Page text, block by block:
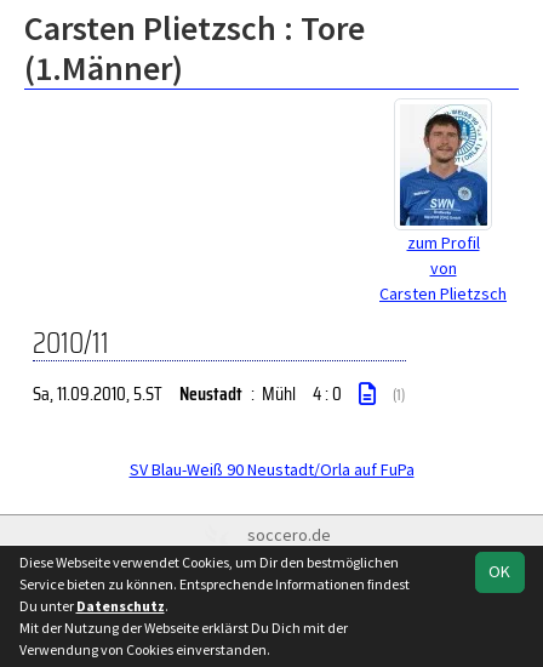
Carsten Plietzsch : Tore
(1.Männer)
zum Profil
von
Carsten Plietzsch
2010/11
Sa, 11.09.2010, 5.ST Neustadt : Mühl 4 : 0 (1)
SV Blau-Weiß 90 Neustadt/Orla auf FuPa
soccero.de
© 2006 - 2026
Besucherstatistik Kontakt Impressum
Geburtstage
Datenschutz
OK
Diese Webseite verwendet Cookies, um Dir den bestmöglichen
Service bieten zu können. Entsprechende Informationen findest
Du unter Datenschutz.
Mit der Nutzung der Webseite erklärst Du Dich mit der
Verwendung von Cookies einverstanden.